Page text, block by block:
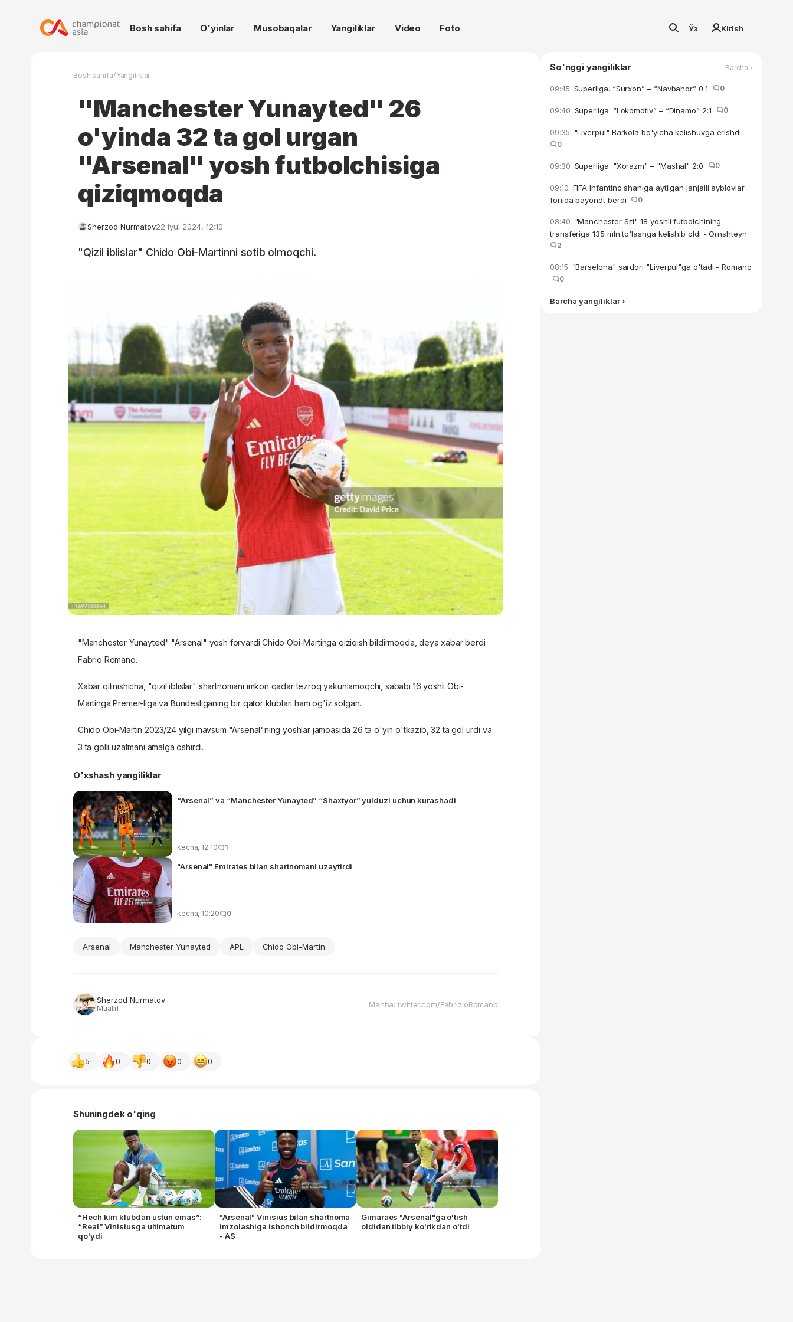
Bosh sahifa O'yinlar Musobaqalar Yangiliklar Video Foto Ўз Kirish
Bosh sahifa/Yangiliklar
"Manchester Yunayted" 26
o'yinda 32 ta gol urgan
"Arsenal" yosh futbolchisiga
qiziqmoqda
Sherzod Nurmatov22 iyul 2024, 12:10
"Qizil iblislar" Chido Obi-Martinni sotib olmoqchi.
"Manchester Yunayted" "Arsenal" yosh forvardi Chido Obi-Martinga qiziqish bildirmoqda, deya xabar berdi
Fabrio Romano.
Xabar qilinishicha, "qizil iblislar" shartnomani imkon qadar tezroq yakunlamoqchi, sababi 16 yoshli Obi-
Martinga Premer-liga va Bundesliganing bir qator klublari ham og'iz solgan.
Chido Obi-Martin 2023/24 yilgi mavsum "Arsenal"ning yoshlar jamoasida 26 ta o'yin o'tkazib, 32 ta gol urdi va
3 ta golli uzatmani amalga oshirdi.
O'xshash yangiliklar
“Arsenal” va “Manchester Yunayted” “Shaxtyor” yulduzi uchun kurashadi
kecha, 12:10 1
"Arsenal" Emirates bilan shartnomani uzaytirdi
kecha, 10:20 0
Arsenal Manchester Yunayted APL Chido Obi-Martin
Sherzod Nurmatov
Muallif Manba: twitter.com/FabrizioRomano
5 0 0 0 0
Shuningdek o'qing
“Hech kim klubdan ustun emas”:
“Real” Vinisiusga ultimatum
qo'ydi
"Arsenal" Vinisius bilan shartnoma
imzolashiga ishonch bildirmoqda
- AS
Gimaraes "Arsenal"ga o'tish
oldidan tibbiy ko'rikdan o'tdi
So'nggi yangiliklar Barcha ›
09:45 Superliga. “Surxon” – “Navbahor” 0:1 0
09:40 Superliga. “Lokomotiv” – “Dinamo” 2:1 0
09:35 "Liverpul" Barkola bo'yicha kelishuvga erishdi
0
09:30 Superliga. "Xorazm" – "Mashal" 2:0 0
09:10 FIFA Infantino shaniga aytilgan janjalli ayblovlar
fonida bayonot berdi
0
08:40 "Manchester Siti" 18 yoshli futbolchining
transferiga 135 mln to'lashga kelishib oldi - Ornshteyn
2
08:15 "Barselona" sardori "Liverpul"ga o'tadi - Romano
0
Barcha yangiliklar ›